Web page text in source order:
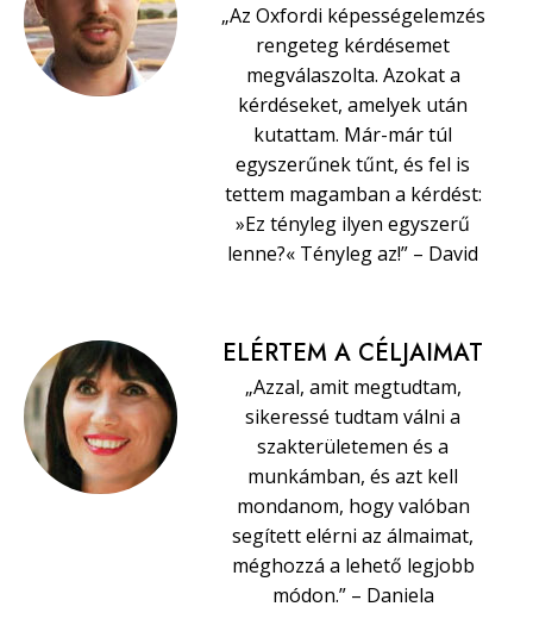
„Az Oxfordi képességelemzés
rengeteg kérdésemet
megválaszolta. Azokat a
kérdéseket, amelyek után
kutattam. Már-már túl
egyszerűnek tűnt, és fel is
tettem magamban a kérdést:
»Ez tényleg ilyen egyszerű
lenne?« Tényleg az!” – David
ELÉRTEM A CÉLJAIMAT
„Azzal, amit megtudtam,
sikeressé tudtam válni a
szakterületemen és a
munkámban, és azt kell
mondanom, hogy valóban
segített elérni az álmaimat,
méghozzá a lehető legjobb
módon.” – Daniela